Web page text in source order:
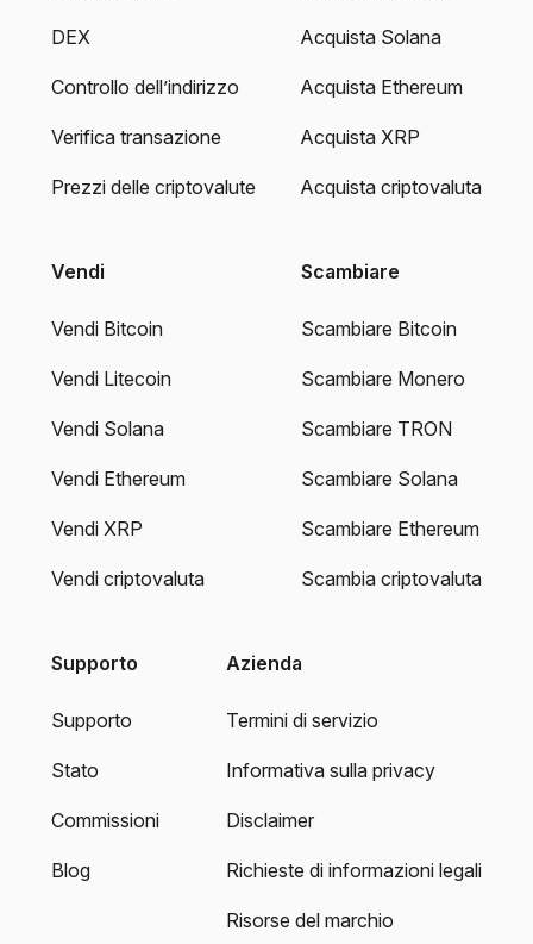
DEX
Controllo dell’indirizzo
Verifica transazione
Prezzi delle criptovalute
Acquista Solana
Acquista Ethereum
Acquista XRP
Acquista criptovaluta
Vendi
Vendi Bitcoin
Vendi Litecoin
Vendi Solana
Vendi Ethereum
Vendi XRP
Vendi criptovaluta
Scambiare
Scambiare Bitcoin
Scambiare Monero
Scambiare TRON
Scambiare Solana
Scambiare Ethereum
Scambia criptovaluta
Supporto
Supporto
Stato
Commissioni
Blog
Azienda
Termini di servizio
Informativa sulla privacy
Disclaimer
Richieste di informazioni legali
Risorse del marchio